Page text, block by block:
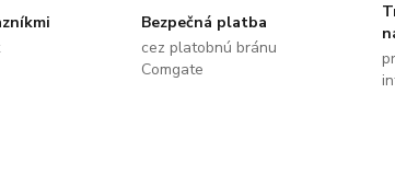
Bezpečná platba
cez platobnú bránu
Comgate